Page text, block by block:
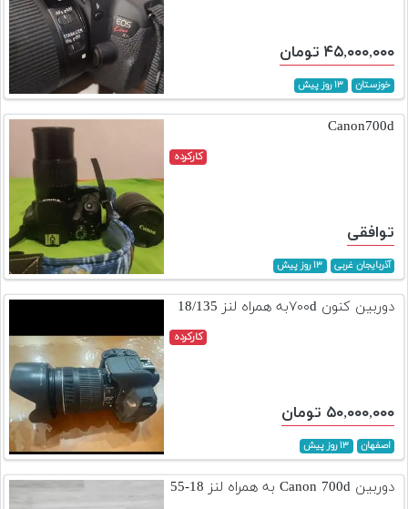
۴۵,۰۰۰,۰۰۰ تومان
خوزستان ۱۳ روز پیش
Canon700d
کارکرده
توافقی
آذربایجان غربی ۱۳ روز پیش
دوربین کنون ۷۰۰dبه همراه لنز 18/135
کارکرده
۵۰,۰۰۰,۰۰۰ تومان
اصفهان ۱۳ روز پیش
دوربین Canon 700d به همراه لنز 18-55